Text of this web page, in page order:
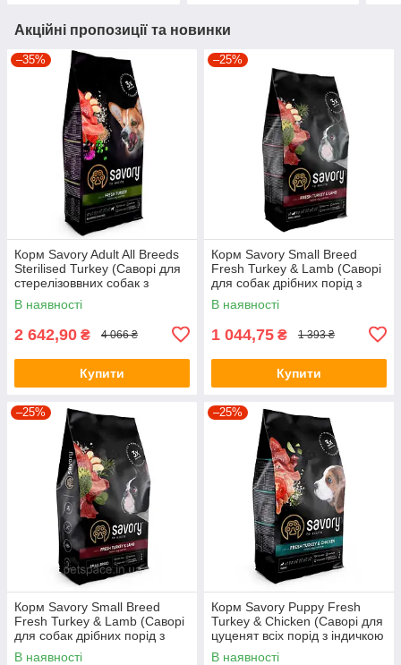
Акційні пропозиції та новинки
–35%
Корм Savory Adult All Breeds
Sterilised Turkey (Саворі для
стерелізоввних собак з
індичкою) 12кг.
В наявності
2 642,90 ₴ 4 066 ₴
Купити
–25%
Корм Savory Small Breed
Fresh Turkey & Lamb (Саворі
для собак дрібних порід з
індичкою і ягням) 3кг.
В наявності
1 044,75 ₴ 1 393 ₴
Купити
–25%
Корм Savory Small Breed
Fresh Turkey & Lamb (Саворі
для собак дрібних порід з
індичкою і ягням) 8кг.
В наявності
–25%
Корм Savory Puppy Fresh
Turkey & Chicken (Саворі для
цуценят всіх порід з індичкою
і куркою) 3кг.
В наявності